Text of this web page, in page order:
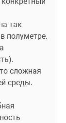
так
полуметре.
среды.